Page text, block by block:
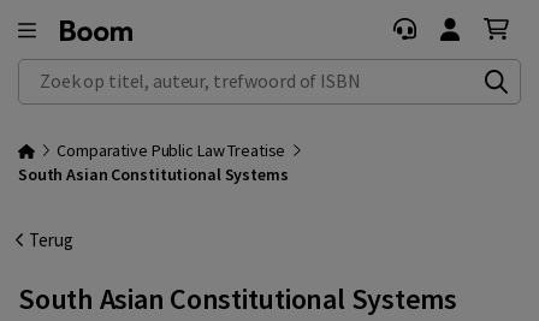
Zoek op titel, auteur, trefwoord of ISBN
Comparative Public Law Treatise
South Asian Constitutional Systems
Terug
South Asian Constitutional Systems